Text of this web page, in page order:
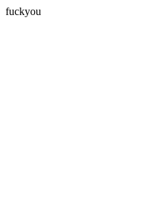
fuckyou